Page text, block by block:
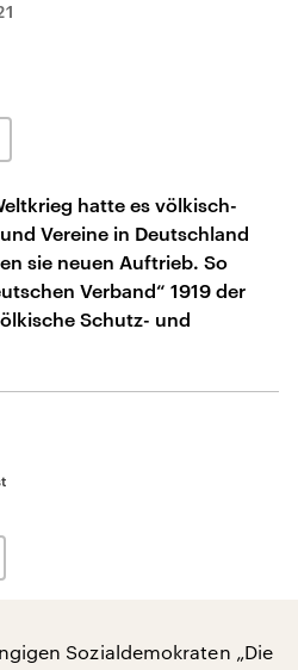
hatte es völkisch-
Vereine in Deutschland
sie neuen Auftrieb. So
Verband“ 1919 der
Schutz- und
Sozialdemokraten „Die